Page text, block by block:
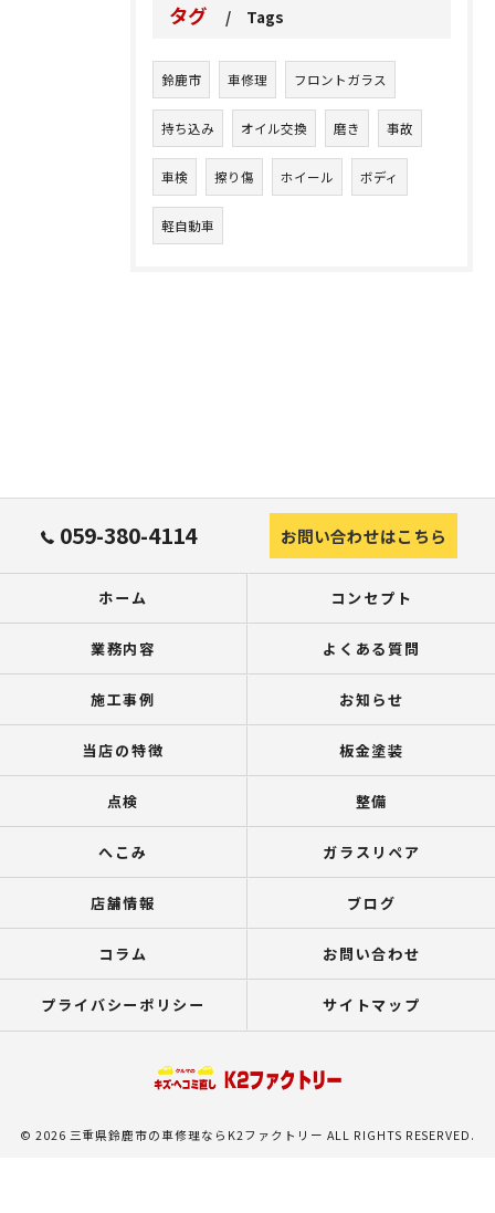
タグ Tags
鈴鹿市 車修理 フロントガラス
持ち込み オイル交換 磨き 事故
車検 擦り傷 ホイール ボディ
軽自動車
059-380-4114 お問い合わせはこちら
ホーム コンセプト
業務内容 よくある質問
施工事例 お知らせ
当店の特徴 板金塗装
点検 整備
へこみ ガラスリペア
店舗情報 ブログ
コラム お問い合わせ
プライバシーポリシー サイトマップ
© 2026 三重県鈴鹿市の車修理ならK2ファクトリー ALL RIGHTS RESERVED.